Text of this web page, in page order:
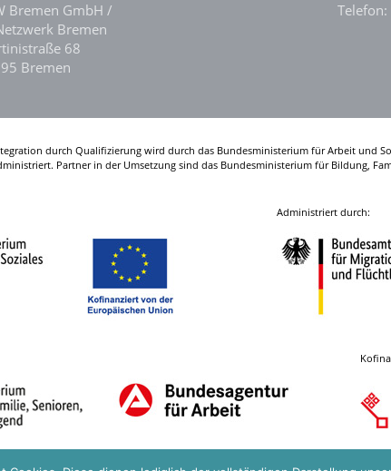
Bremen GmbH /
Bremen
68
Bremen
durch Qualifizierung wird durch das Bundesministerium für Arbeit und
Partner in der Umsetzung sind das Bundesministerium für Bildung,
Administriert durch: